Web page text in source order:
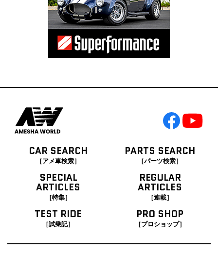
CAR SEARCH
［アメ車検索］
PARTS SEARCH
［パーツ検索］
SPECIAL
ARTICLES
［特集］
REGULAR
ARTICLES
［連載］
TEST RIDE
［試乗記］
PRO SHOP
［プロショップ］